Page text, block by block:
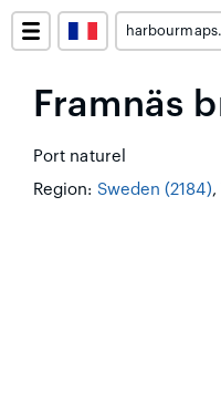
Framnäs
Port naturel
Region: Sweden (2184),